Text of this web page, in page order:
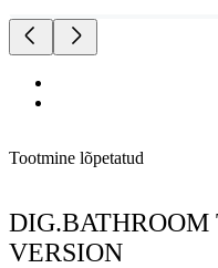
Tootmine lõpetatud
DIG.BATHROOM
VERSION